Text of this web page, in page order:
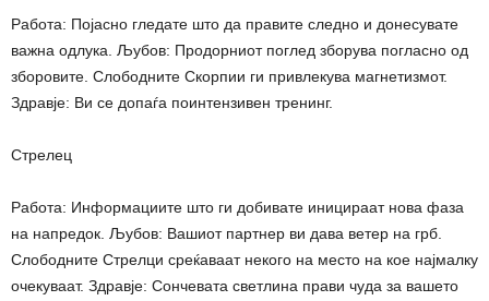
Работа: Појасно гледате што да правите следно и донесувате
важна одлука. Љубов: Продорниот поглед зборува погласно од
зборовите. Слободните Скорпии ги привлекува магнетизмот.
Здравје: Ви се допаѓа поинтензивен тренинг.
Стрелец
Работа: Информациите што ги добивате иницираат нова фаза
на напредок. Љубов: Вашиот партнер ви дава ветер на грб.
Слободните Стрелци среќаваат некого на место на кое најмалку
очекуваат. Здравје: Сончевата светлина прави чуда за вашето